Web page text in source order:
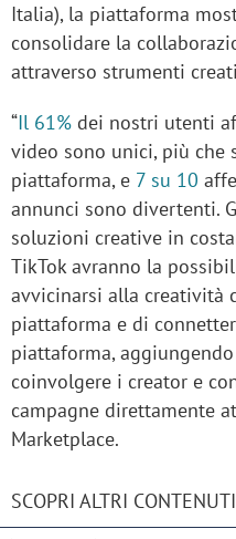
Italia), la piattaforma
consolidare la
attraverso strumenti
“Il 61% dei nostri utenti
video sono unici, più che
piattaforma, e 7 su 10
annunci sono divertenti.
soluzioni creative in
TikTok avranno la
avvicinarsi alla creatività
piattaforma e di
piattaforma,
coinvolgere i creator e
campagne direttamente
Marketplace.
SCOPRI ALTRI